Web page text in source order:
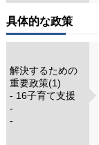
具体的な政策
解決するための
重要政策(1)
- 16子育て支援
-
-